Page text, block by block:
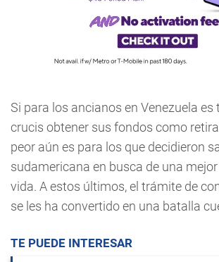
Si para los ancianos en Venezuela es
crucis obtener sus fondos como
peor aún es para los que decidieron
sudamericana en busca de una
vida. A estos últimos, el trámite de
se les ha convertido en una batalla
TE PUEDE INTERESAR